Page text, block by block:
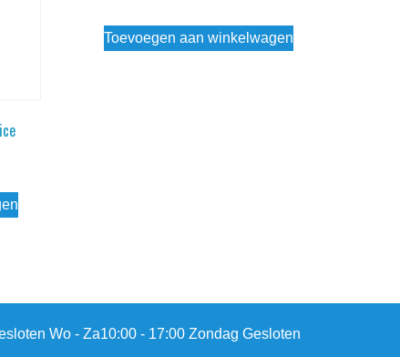
Toevoegen aan winkelwagen
Wo - Za10:00 - 17:00 Zondag Gesloten